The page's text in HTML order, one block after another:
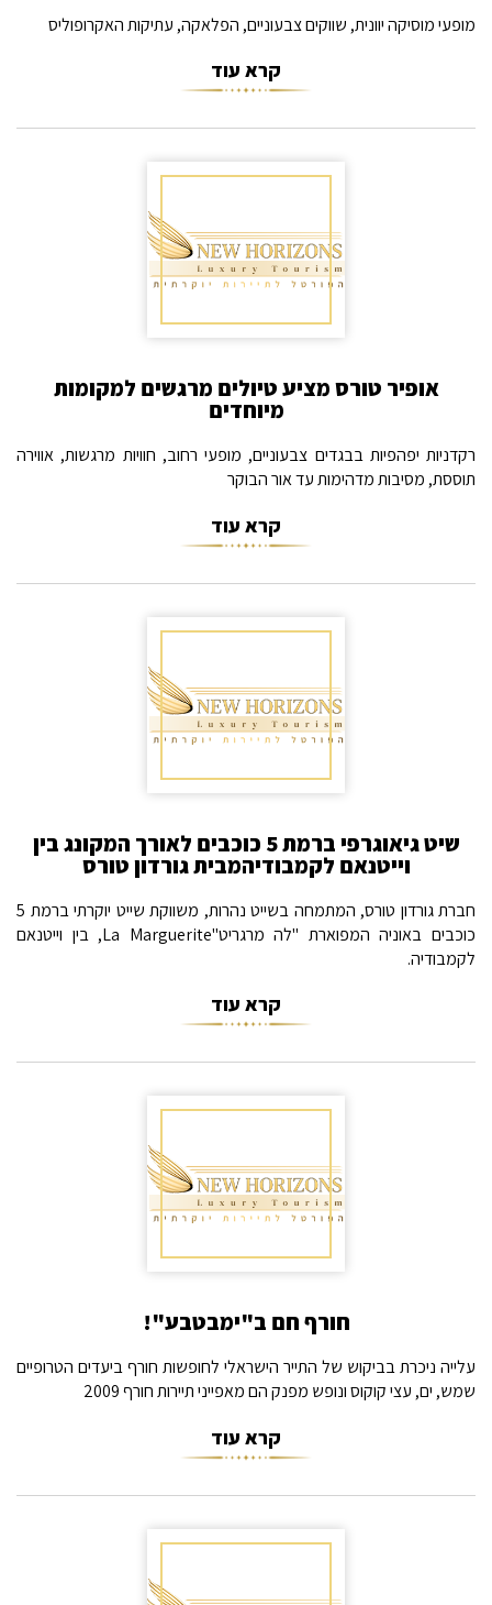
מופעי מוסיקה יוונית, שווקים צבעוניים, הפלאקה, עתיקות האקרופוליס
קרא עוד
אופיר טורס מציע טיולים מרגשים למקומות
מיוחדים
רקדניות יפהפיות בבגדים צבעוניים, מופעי רחוב, חוויות מרגשות, אווירה
תוססת, מסיבות מדהימות עד אור הבוקר
קרא עוד
שיט גיאוגרפי ברמת 5 כוכבים לאורך המקונג בין
וייטנאם לקמבודיהמבית גורדון טורס
חברת גורדון טורס, המתמחה בשייט נהרות, משווקת שייט יוקרתי ברמת 5
כוכבים באוניה המפוארת "לה מרגריט"La Marguerite, בין וייטנאם
לקמבודיה.
קרא עוד
חורף חם ב"ימבטבע"!
עלייה ניכרת בביקוש של התייר הישראלי לחופשות חורף ביעדים הטרופיים
שמש, ים, עצי קוקוס ונופש מפנק הם מאפייני תיירות חורף 2009
קרא עוד